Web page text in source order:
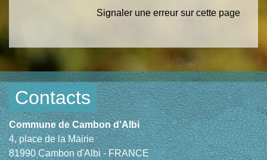
Signaler une erreur sur cette page
Contacts
Commune de Cambon d'Albi
4, place de la Mairie
81990 Cambon d'Albi - FRANCE